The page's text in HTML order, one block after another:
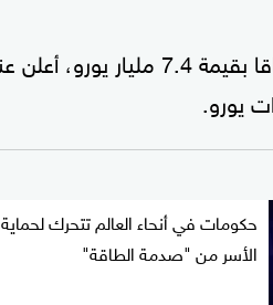
أعلن عنه
حكومات في أنحاء العالم تتحرك لحماية
الأسر من "صدمة الطاقة"